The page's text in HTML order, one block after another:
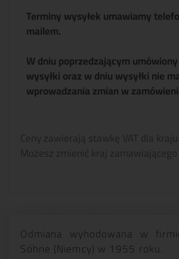
Terminy wysyłek umawiamy
mailem.
W dniu poprzedzającym
wysyłki oraz w dniu wysyłki nie
wprowadzania zmian w
Ceny zawierają stawkę VAT dla kraju:
Możesz zmienić kraj
Odmiana wyhodowana w
Söhne (Niemcy) w 1955 roku.